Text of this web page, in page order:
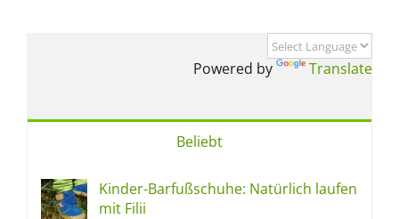
Powered by Translate
Beliebt
Kinder-Barfußschuhe: Natürlich laufen
mit Filii